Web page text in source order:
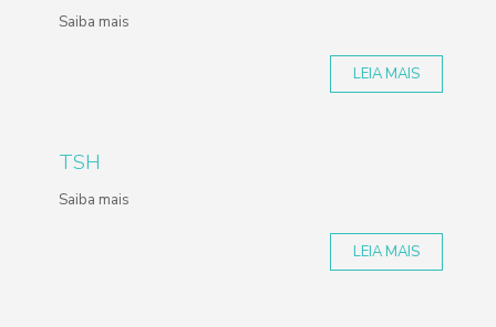
Saiba mais
LEIA MAIS
TSH
Saiba mais
LEIA MAIS